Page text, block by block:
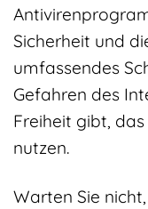
Sicherheit und
umfassendes
Gefahren des
Freiheit gibt,
nutzen.
Warten Sie